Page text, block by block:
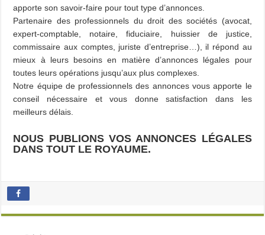
apporte son savoir-faire pour tout type d’annonces.
Partenaire des professionnels du droit des sociétés (avocat,
expert-comptable, notaire, fiduciaire, huissier de justice,
commissaire aux comptes, juriste d’entreprise…), il répond au
mieux à leurs besoins en matière d’annonces légales pour
toutes leurs opérations jusqu’aux plus complexes.
Notre équipe de professionnels des annonces vous apporte le
conseil nécessaire et vous donne satisfaction dans les
meilleurs délais.
NOUS PUBLIONS VOS ANNONCES LÉGALES
DANS TOUT LE ROYAUME.